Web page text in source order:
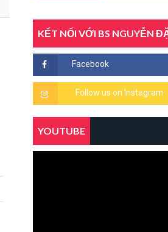
KẾT NỐI VỚI BS NGUYỄN
YOUTUBE